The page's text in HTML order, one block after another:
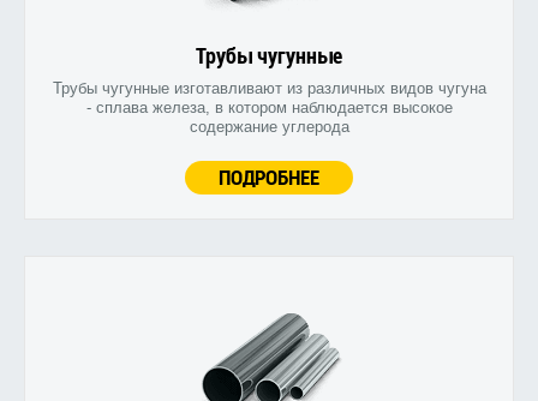
Трубы чугунные
Трубы чугунные изготавливают из различных видов чугуна
- сплава железа, в котором наблюдается высокое
содержание углерода
ПОДРОБНЕЕ